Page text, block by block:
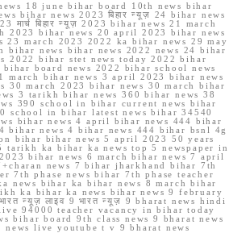
18 june bihar board 10th news bihar
bihar news 2023 बिहार न्यूज़ 24 bihar news
मार्च बिहार न्यूज़ 2023 bihar news 21 march
2023 bihar news 20 april 2023 bihar news
23 march 2023 2022 ka bihar news 29 may
bihar news bihar news 2022 news 24 bihar
2022 bihar stet news today 2022 bihar
bihar board news 2022 bihar school news
march bihar news 3 april 2023 bihar news
30 march 2023 bihar news 30 march bihar
3 tarikh bihar news 360 bihar news 38
390 school in bihar current news bihar
school in bihar latest news bihar 34540
bihar news 4 april bihar news 444 bihar
bihar news 4 bihar news 444 bihar bsnl 4g
bihar bihar news 5 april 2023 50 years
tarikh ka bihar ka news top 5 newspaper in
bihar news 6 march bihar news 7 april
news 7 bihar jharkhand bihar 7th
7th phase news bihar 7th phase teacher
news bihar ka bihar news 8 march bihar
ka bihar ka news bihar news 9 february
न्यूज़ लाइव 9 भारत न्यूज़ 9 bharat news hindi
94000 teacher vacancy in bihar today
bihar board 9th class news 9 bharat news
news live youtube t v 9 bharat news